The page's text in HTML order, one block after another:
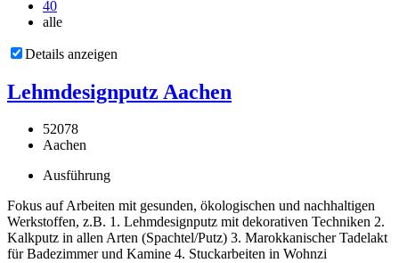
40
alle
Details anzeigen
Lehmdesignputz Aachen
52078
Aachen
Ausführung
Fokus auf Arbeiten mit gesunden, ökologischen und nachhaltigen
Werkstoffen, z.B. 1. Lehmdesignputz mit dekorativen Techniken 2.
Kalkputz in allen Arten (Spachtel/Putz) 3. Marokkanischer Tadelakt
für Badezimmer und Kamine 4. Stuckarbeiten in Wohnzi